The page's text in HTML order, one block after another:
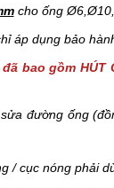
cho ống
áp dụng bảo
bao gồm HÚT
đường ống
/ cục nóng phải